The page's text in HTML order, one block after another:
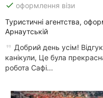
Суми
Івано-
Франківськ
Луцьк
done оформлення візи
Туристичні агентства,
Арнаутській
Добрий день усім!
канікули, Це була
робота Сафі...